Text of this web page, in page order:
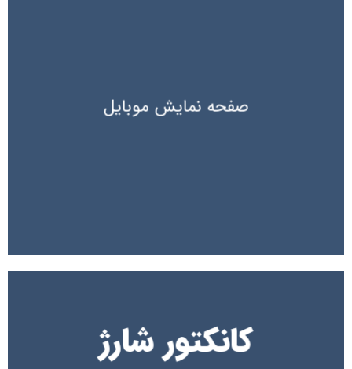
صفحه نمایش موبایل
کانکتور شارژ